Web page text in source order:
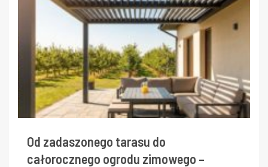
Od zadaszonego tarasu do
całorocznego ogrodu zimowego –